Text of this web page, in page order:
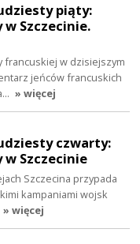
piąty:
w Szczecinie.
francuskiej w dzisiejszym
jeńców francuskich
» więcej
czwarty:
w Szczecinie
Szczecina przypada
kampaniami wojsk
» więcej